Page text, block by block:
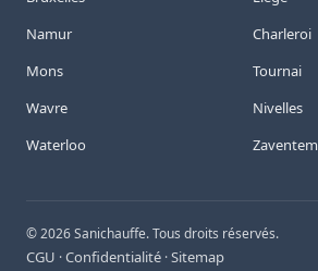
Namur
Charleroi
Mons
Tournai
Wavre
Nivelles
Waterloo
Zaventem
©2026Sanichauffe. Tous droits réservés.
CGU ·Confidentialité ·Sitemap